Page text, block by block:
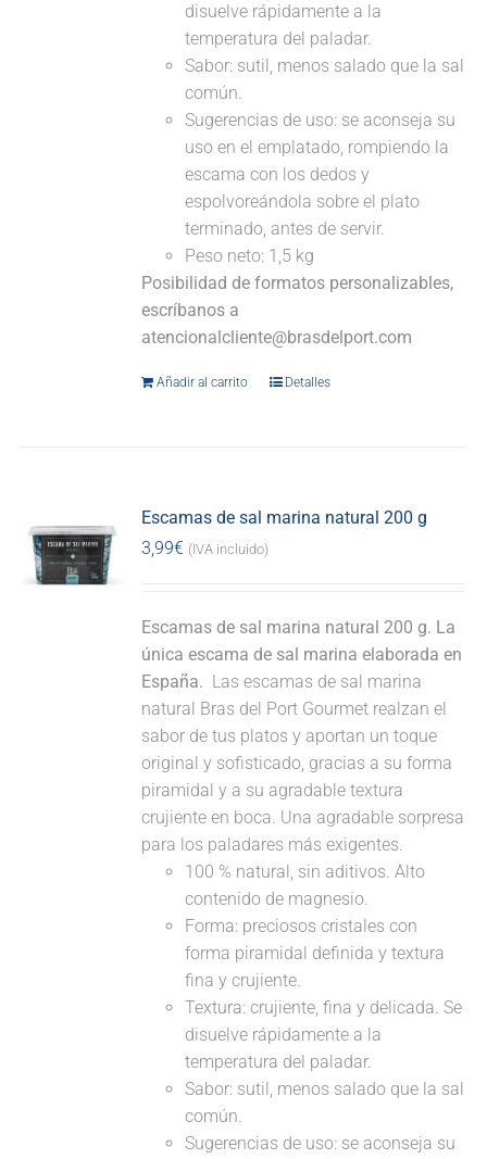
disuelve rápidamente a la
temperatura del paladar.
Sabor: sutil, menos salado que la sal
común.
Sugerencias de uso: se aconseja su
uso en el emplatado, rompiendo la
escama con los dedos y
espolvoreándola sobre el plato
terminado, antes de servir.
Peso neto: 1,5 kg
Posibilidad de formatos personalizables,
escríbanos a
atencionalcliente@brasdelport.com
Añadir al carrito Detalles
Escamas de sal marina natural 200 g
3,99€ (IVA incluido)
Escamas de sal marina natural 200 g. La
única escama de sal marina elaborada en
España. Las escamas de sal marina
natural Bras del Port Gourmet realzan el
sabor de tus platos y aportan un toque
original y sofisticado, gracias a su forma
piramidal y a su agradable textura
crujiente en boca. Una agradable sorpresa
para los paladares más exigentes.
100 % natural, sin aditivos. Alto
contenido de magnesio.
Forma: preciosos cristales con
forma piramidal definida y textura
fina y crujiente.
Textura: crujiente, fina y delicada. Se
disuelve rápidamente a la
temperatura del paladar.
Sabor: sutil, menos salado que la sal
común.
Sugerencias de uso: se aconseja su